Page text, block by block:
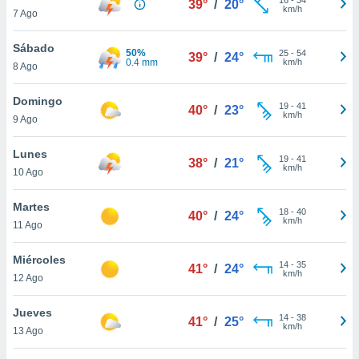
más
nuestra
y
de
disponible
cookies
aceptar
7 Ago
39° / 20°
km/h
Sábado
8 Ago
50%
0.4 mm
39° / 24° 25- 54
km/h
Domingo
9 Ago
40° / 23° 19- 41
km/h
Lunes
10 Ago
38° / 21° 19- 41
km/h
Martes
11 Ago
40° / 24° 18- 40
km/h
Miércoles
12 Ago
41° / 24° 14- 35
km/h
Jueves
13 Ago
41° / 25° 14- 38
km/h